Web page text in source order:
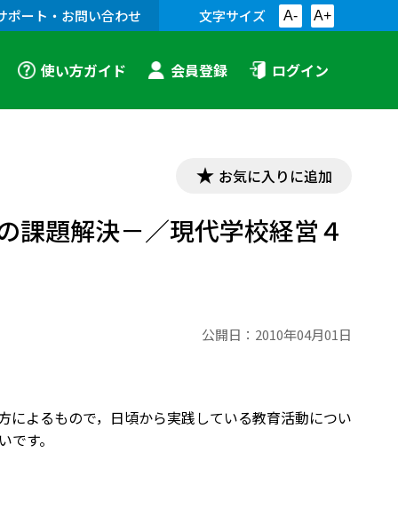
ポート・お問い合わせ 文字サイズ A- A+
使い方ガイド 会員登録 ログイン
お気に入りに追加
課題解決－／現代学校経営４
公開日： 2010年04月01日
によるもので，日頃から実践している教育活動につい
す。